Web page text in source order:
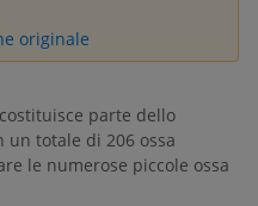
originale
parte dello
un totale di 206 ossa
le numerose piccole ossa